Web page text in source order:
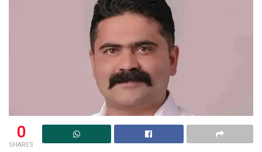
0
SHARES